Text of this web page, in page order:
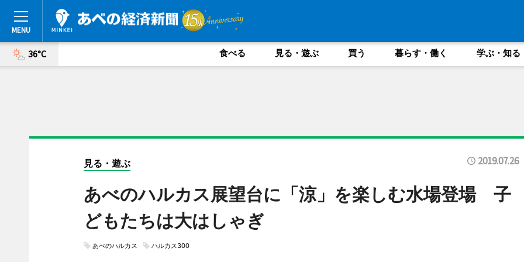
36°C 食べる 見る・遊ぶ 買う 暮らす・働く 学ぶ・知る
見る・遊ぶ 2019.07.26
あべのハルカス展望台に「涼」を楽しむ水場登場 子
どもたちは大はしゃぎ
あべのハルカス ハルカス300